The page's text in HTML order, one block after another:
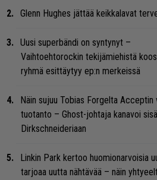
Glenn Hughes jättää keikkalavat
Uusi superbändi on syntynyt –
Vaihtoehtorockin tekijämiehistä
ryhmä esittäytyy ep:n merkeissä
Näin sujuu Tobias Forgelta Acceptin
tuotanto – Ghost-johtaja kanavoi
Dirkschneideriaan
Linkin Park kertoo huomionarvoisia
tarjoaa uutta nähtävää – näin